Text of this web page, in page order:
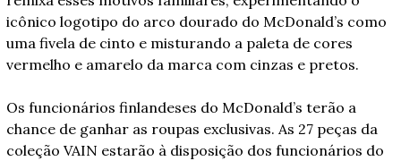
icônico logotipo do arco dourado do McDonald’s como
uma fivela de cinto e misturando a paleta de cores
vermelho e amarelo da marca com cinzas e pretos.
Os funcionários finlandeses do McDonald’s terão a
chance de ganhar as roupas exclusivas. As 27 peças da
coleção VAIN estarão à disposição dos funcionários do